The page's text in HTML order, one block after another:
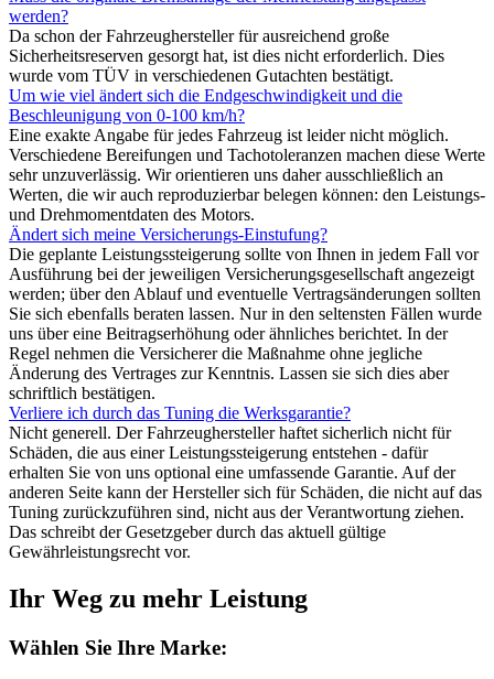
werden?
Da schon der Fahrzeughersteller für ausreichend große
Sicherheitsreserven gesorgt hat, ist dies nicht erforderlich. Dies
wurde vom TÜV in verschiedenen Gutachten bestätigt.
Um wie viel ändert sich die Endgeschwindigkeit und die
Beschleunigung von 0-100 km/h?
Eine exakte Angabe für jedes Fahrzeug ist leider nicht möglich.
Verschiedene Bereifungen und Tachotoleranzen machen diese Werte
sehr unzuverlässig. Wir orientieren uns daher ausschließlich an
Werten, die wir auch reproduzierbar belegen können: den Leistungs-
und Drehmomentdaten des Motors.
Ändert sich meine Versicherungs-Einstufung?
Die geplante Leistungssteigerung sollte von Ihnen in jedem Fall vor
Ausführung bei der jeweiligen Versicherungsgesellschaft angezeigt
werden; über den Ablauf und eventuelle Vertragsänderungen sollten
Sie sich ebenfalls beraten lassen. Nur in den seltensten Fällen wurde
uns über eine Beitragserhöhung oder ähnliches berichtet. In der
Regel nehmen die Versicherer die Maßnahme ohne jegliche
Änderung des Vertrages zur Kenntnis. Lassen sie sich dies aber
schriftlich bestätigen.
Verliere ich durch das Tuning die Werksgarantie?
Nicht generell. Der Fahrzeughersteller haftet sicherlich nicht für
Schäden, die aus einer Leistungssteigerung entstehen - dafür
erhalten Sie von uns optional eine umfassende Garantie. Auf der
anderen Seite kann der Hersteller sich für Schäden, die nicht auf das
Tuning zurückzuführen sind, nicht aus der Verantwortung ziehen.
Das schreibt der Gesetzgeber durch das aktuell gültige
Gewährleistungsrecht vor.
Ihr Weg zu mehr Leistung
Wählen Sie Ihre Marke: